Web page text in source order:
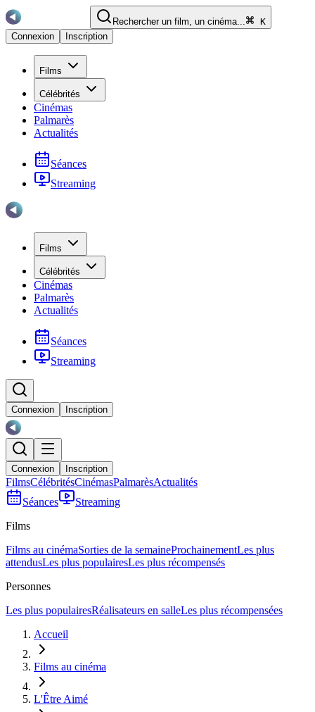
Rechercher un film, un cinéma...
K
Connexion
Inscription
Films
Célébrités
Cinémas
Palmarès
Actualités
Séances
Streaming
Films
Célébrités
Cinémas
Palmarès
Actualités
Séances
Streaming
Connexion Inscription
Connexion Inscription
FilmsCélébritésCinémasPalmarèsActualités
Séances
Streaming
Films
Films au cinémaSorties de la semaineProchainementLes plus
attendusLes plus populairesLes plus récompensés
Personnes
Les plus populairesRéalisateurs en salleLes plus récompensées
Accueil
Films au cinéma
L'Être Aimé